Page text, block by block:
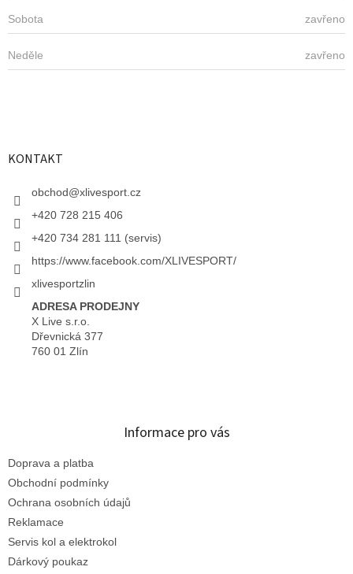
Sobota zavřeno
Neděle zavřeno
KONTAKT
obchod@xlivesport.cz
+420 728 215 406
+420 734 281 111 (servis)
https://www.facebook.com/XLIVESPORT/
xlivesportzlin
ADRESA PRODEJNY
X Live s.r.o.
Dřevnická 377
760 01 Zlín
Informace pro vás
Doprava a platba
Obchodní podmínky
Ochrana osobních údajů
Reklamace
Servis kol a elektrokol
Dárkový poukaz